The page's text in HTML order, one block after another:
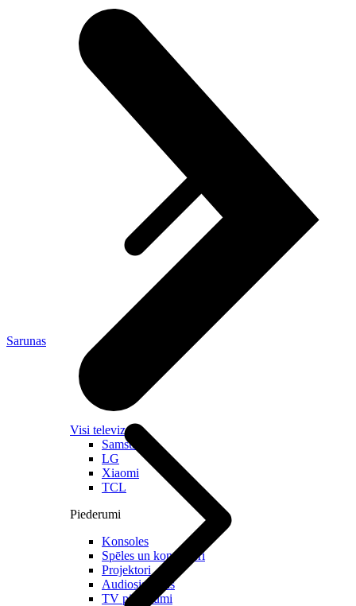
Visi televizori
Samsung
LG
Xiaomi
TCL
Piederumi
Konsoles
Spēles un kontrolieri
Projektori
Audiosistēmas
TV piederumi
Sarunas